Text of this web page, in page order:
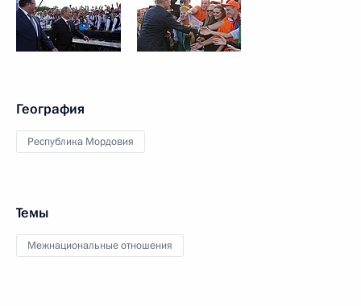
География
Республика Мордовия
Темы
Межнациональные отношения